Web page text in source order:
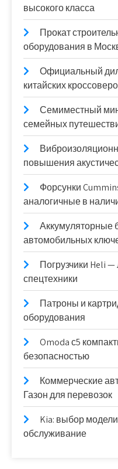
высокого класса
Прокат
оборудования в
Официальный
китайских
Семиместный
семейных
повышения
Форсунки
аналогичные в
Аккумуляторные
автомобильных
Погрузчики Heli
спецтехники
Патроны и
оборудования
Omoda с5
безопасностью
Коммерческие
Газон для перевозок
Kia: выбор
обслуживание